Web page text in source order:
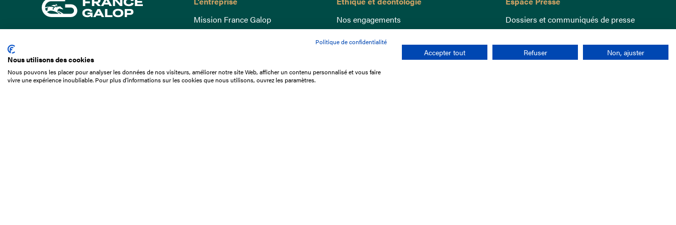
01 49 10 20 29
Mission France Galop
Gouvernance
Comprendre les courses
Docuthèque
Nos engagements
Lutte anti-dopage
Bien être equin
Index Egalité Femmes-Hommes
Jeu responsable
Dossiers et communiqués de presse
Politique de confidentialité
Nous utilisons des cookies
Nous pouvons les placer pour analyser les données de nos visiteurs, améliorer notre site Web, afficher un contenu personnalisé et vous faire
vivre une expérience inoubliable. Pour plus d'informations sur les cookies que nous utilisons, ouvrez les paramètres.
Accepter tout Refuser Non, ajuster